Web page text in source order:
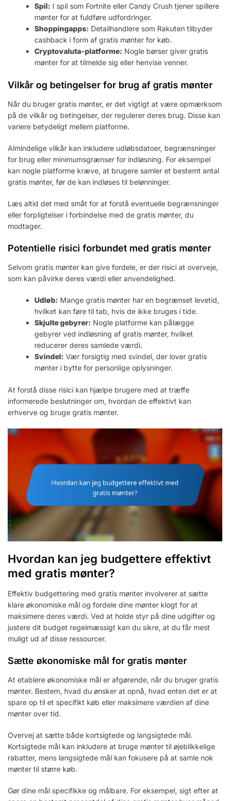
Spil: I spil som Fortnite eller Candy Crush tjener spillere
mønter for at fuldføre udfordringer.
Shoppingapps: Detailhandlere som Rakuten tilbyder
cashback i form af gratis mønter for køb.
Cryptovaluta-platforme: Nogle børser giver gratis
mønter for at tilmelde sig eller henvise venner.
Vilkår og betingelser for brug af gratis mønter
Når du bruger gratis mønter, er det vigtigt at være opmærksom
på de vilkår og betingelser, der regulerer deres brug. Disse kan
variere betydeligt mellem platforme.
Almindelige vilkår kan inkludere udløbsdatoer, begrænsninger
for brug eller minimumsgrænser for indløsning. For eksempel
kan nogle platforme kræve, at brugere samler et bestemt antal
gratis mønter, før de kan indløses til belønninger.
Læs altid det med småt for at forstå eventuelle begrænsninger
eller forpligtelser i forbindelse med de gratis mønter, du
modtager.
Potentielle risici forbundet med gratis mønter
Selvom gratis mønter kan give fordele, er der risici at overveje,
som kan påvirke deres værdi eller anvendelighed.
Udløb: Mange gratis mønter har en begrænset levetid,
hvilket kan føre til tab, hvis de ikke bruges i tide.
Skjulte gebyrer: Nogle platforme kan pålægge
gebyrer ved indløsning af gratis mønter, hvilket
reducerer deres samlede værdi.
Svindel: Vær forsigtig med svindel, der lover gratis
mønter i bytte for personlige oplysninger.
At forstå disse risici kan hjælpe brugere med at træffe
informerede beslutninger om, hvordan de effektivt kan
erhverve og bruge gratis mønter.
Hvordan kan jeg budgettere effektivt
med gratis mønter?
Effektiv budgettering med gratis mønter involverer at sætte
klare økonomiske mål og fordele dine mønter klogt for at
maksimere deres værdi. Ved at holde styr på dine udgifter og
justere dit budget regelmæssigt kan du sikre, at du får mest
muligt ud af disse ressourcer.
Sætte økonomiske mål for gratis mønter
At etablere økonomiske mål er afgørende, når du bruger gratis
mønter. Bestem, hvad du ønsker at opnå, hvad enten det er at
spare op til et specifikt køb eller maksimere værdien af dine
mønter over tid.
Overvej at sætte både kortsigtede og langsigtede mål.
Kortsigtede mål kan inkludere at bruge mønter til øjeblikkelige
rabatter, mens langsigtede mål kan fokusere på at samle nok
mønter til større køb.
Gør dine mål specifikke og målbare. For eksempel, sigt efter at